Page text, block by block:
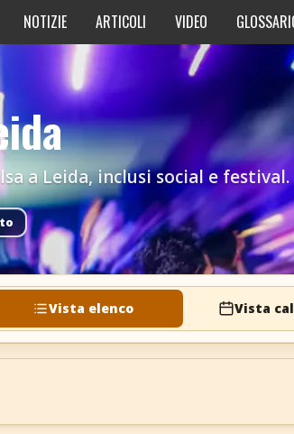
NOTIZIE ARTICOLI VIDEO
a Leida, inclusi social e festival.
Vista elenco Vista